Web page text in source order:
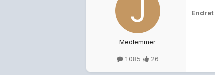
Medlemmer
1 085 26
Endret